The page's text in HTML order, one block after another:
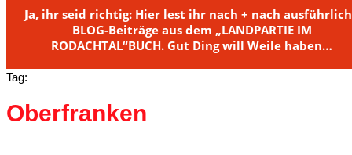
Ja, ihr seid richtig: Hier lest ihr nach + nach
BLOG-Beiträge aus dem „LANDPARTIE IM
RODACHTAL“BUCH. Gut Ding will Weile haben…
Tag:
Oberfranken